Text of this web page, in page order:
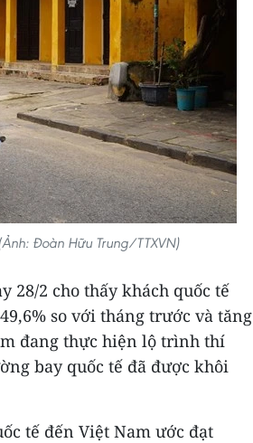
Đoàn Hữu Trung/TTXVN)
28/2 cho thấy khách quốc tế
so với tháng trước và tăng
đang thực hiện lộ trình thí
bay quốc tế đã được khôi
tế đến Việt Nam ước đạt